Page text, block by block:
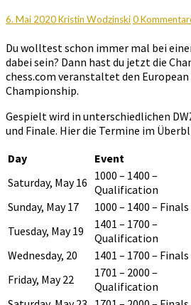
aus
6. Mai 2020Kristin WodzinskiKommentare
0
Du wolltest schon immer mal bei
dabei sein? Dann hast du jetzt die
chess.com veranstaltet den European
Championship.
Gespielt wird in unterschiedlichen
und Finale. Hier die Termine im
Day
Event
Saturday, May 16 1000 – 1400 –
Qualification
Sunday, May 17
1000 – 1400 – Finals
Tuesday, May 19
1401 – 1700 –
Qualification
Wednesday, 20
1401 – 1700 – Finals
Friday, May 22
1701 – 2000 –
Qualification